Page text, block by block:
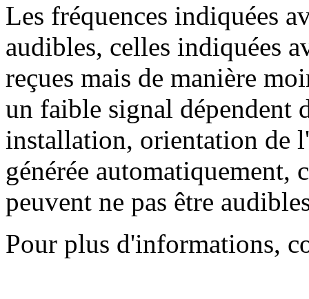
Les fréquences indiquées
audibles, celles indiquées
reçues mais de manière
un faible signal dépendent
installation, orientation de
générée automatiquement,
peuvent ne pas être
Pour plus d'informations,